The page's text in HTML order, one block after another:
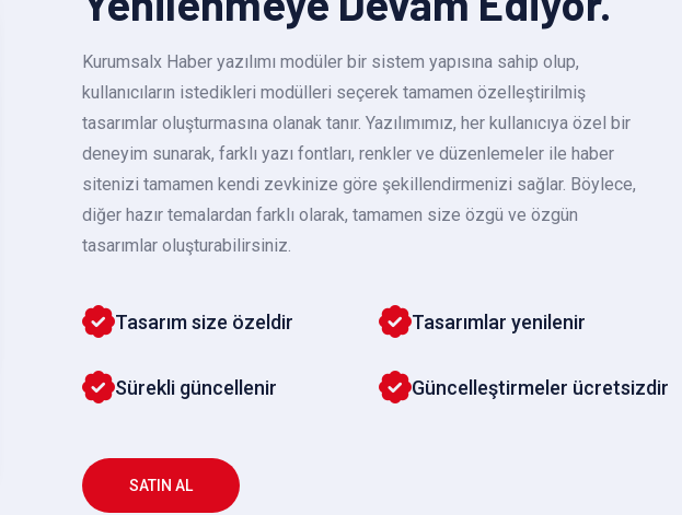
Kurumsalx Haber yazılımı modüler bir sistem yapısına sahip olup,
kullanıcıların istedikleri modülleri seçerek tamamen özelleştirilmiş
tasarımlar oluşturmasına olanak tanır. Yazılımımız, her kullanıcıya özel bir
deneyim sunarak, farklı yazı fontları, renkler ve düzenlemeler ile haber
sitenizi tamamen kendi zevkinize göre şekillendirmenizi sağlar. Böylece,
diğer hazır temalardan farklı olarak, tamamen size özgü ve özgün
tasarımlar oluşturabilirsiniz.
Tasarım size özeldir
Sürekli güncellenir
Tasarımlar yenilenir
Güncelleştirmeler ücretsizdir
SATIN AL